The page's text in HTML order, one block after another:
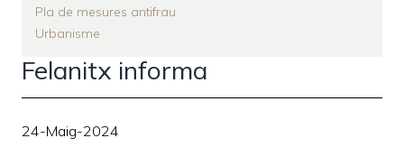
Pla de mesures antifrau
Urbanisme
Felanitx informa
24-Maig-2024